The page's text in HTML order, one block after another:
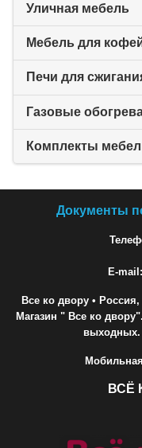
Уличная мебель
Мебель для
Печи для
Газовые
Документы
E-
Все ко двору• Россия,
Магазин " Все ко
выходных.
ВСЁ